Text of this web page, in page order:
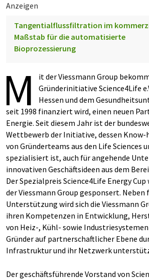
Anzeigen
Tangentialflussfiltration im
Maßstab für die automatisierte
Bioprozessierung
M
it der Viessmann Group
Gründerinitiative Science4Life
Hessen und dem
seit 1998 finanziert wird, einen neuen
Energie. Seit diesem Jahr ist der
Wettbewerb der Initiative, dessen Know-
von Gründerteams aus den Life Sciences
spezialisiert ist, auch für angehende
innovativen Geschäftsideen aus dem
Der Spezialpreis Science4Life Energy
der Viessmann Group gesponsert.
Unterstützung wird sich die Viessmann
ihren Kompetenzen in Entwicklung,
von Heiz-, Kühl- sowie
Gründer auf partnerschaftlicher Ebene
Infrastruktur und ihr Netzwerk
Der geschäftsführende Vorstand von